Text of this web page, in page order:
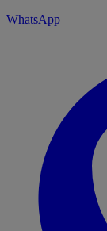
WhatsApp